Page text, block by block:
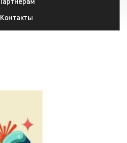
Контакты